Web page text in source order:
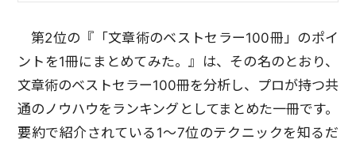
第2位の『「文章術のベストセラー100冊」のポイ
ントを1冊にまとめてみた。』は、その名のとおり、
文章術のベストセラー100冊を分析し、プロが持つ共
通のノウハウをランキングとしてまとめた一冊です。
要約で紹介されている1〜7位のテクニックを知るだ